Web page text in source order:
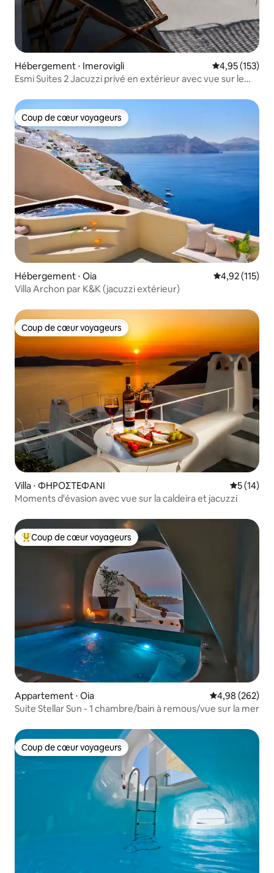
Hébergement ⋅ Imerovigli Évaluation
4,95 (153)
Esmi Suites 2 Jacuzzi privé en extérieur avec vue sur le
Coup de cœur voyageurs
Coup de cœur voyageurs
Hébergement ⋅ Oia Évaluation
4,92 (115)
Villa Archon par K&K (jacuzzi extérieur)
Coup de cœur voyageurs
Coup de cœur voyageurs
Villa ⋅ ΦΗΡΟΣΤΕΦΑΝΙ
5 (14)
Moments d'évasion avec vue sur la caldeira et jacuzzi
Coups de cœur voyageurs les plus appréciés
Coup de cœur voyageurs
Appartement ⋅ Oia Évaluation
4,98 (262)
Suite Stellar Sun - 1 chambre/bain à remous/vue sur la mer
Coup de cœur voyageurs
Coup de cœur voyageurs